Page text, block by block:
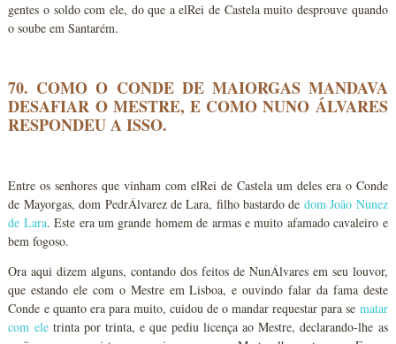
gentes o soldo com ele, do que a elRei de Castela muito desprouve quando
o soube em Santarém.
70. COMO O CONDE DE MAIORGAS MANDAVA
DESAFIAR O MESTRE, E COMO NUNO ÁLVARES
RESPONDEU A ISSO.
Entre os senhores que vinham com elRei de Castela um deles era o Conde
de Mayorgas, dom PedrÁlvarez de Lara, filho bastardo de dom João Nunez
de Lara. Este era um grande homem de armas e muito afamado cavaleiro e
bem fogoso.
Ora aqui dizem alguns, contando dos feitos de NunÁlvares em seu louvor,
que estando ele com o Mestre em Lisboa, e ouvindo falar da fama deste
Conde e quanto era para muito, cuidou de o mandar requestar para se matar
com eletrinta por trinta, e que pediu licença ao Mestre, declarando-lhe as